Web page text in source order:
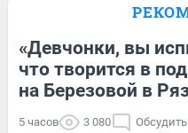
«Девчонки, вы
что творится в
на Березовой в
5 часов 3 080 Обсудить